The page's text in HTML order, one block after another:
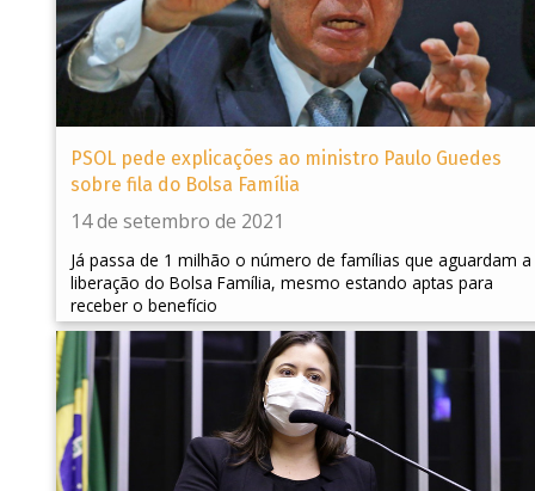
PSOL pede explicações ao ministro Paulo Guedes
sobre fila do Bolsa Família
14 de setembro de 2021
Já passa de 1 milhão o número de famílias que aguardam a
liberação do Bolsa Família, mesmo estando aptas para
receber o benefício